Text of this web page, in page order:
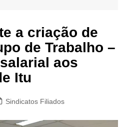
a criação de
de Trabalho –
aos
Itu
Sindicatos Filiados